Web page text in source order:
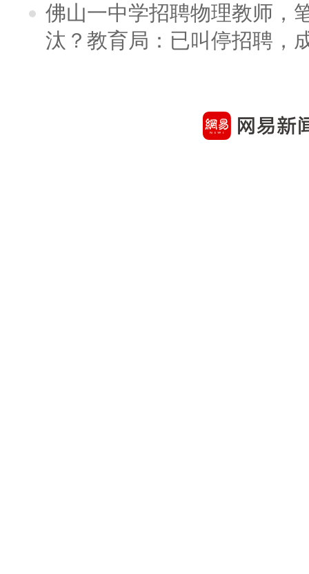
佛山一中学招聘物理教师，
汰？教育局：已叫停招聘，